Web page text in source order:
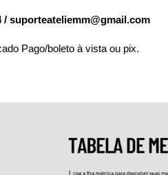
/ suporteateliemm@gmail.com
Pago/boleto à vista ou pix.